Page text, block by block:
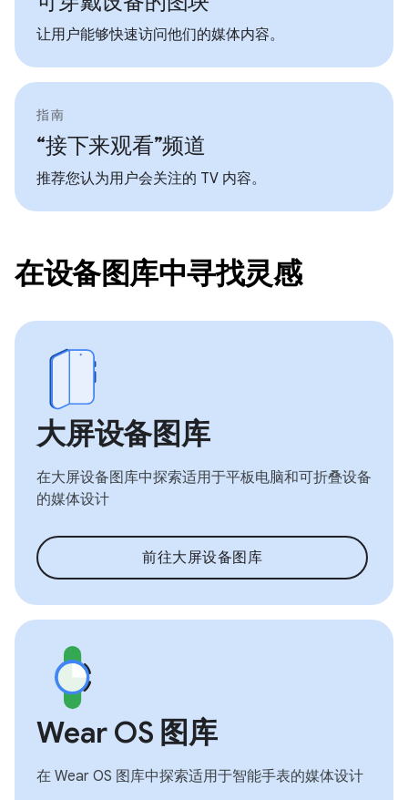
让用户能够快速访问他们的媒体内容。
指南
“接下来观看”频道
推荐您认为用户会关注的 TV 内容。
在设备图库中寻找灵感
大屏设备图库
在大屏设备图库中探索适用于平板电脑和可折叠设备
的媒体设计
前往大屏设备图库
Wear OS 图库
在 Wear OS 图库中探索适用于智能手表的媒体设计